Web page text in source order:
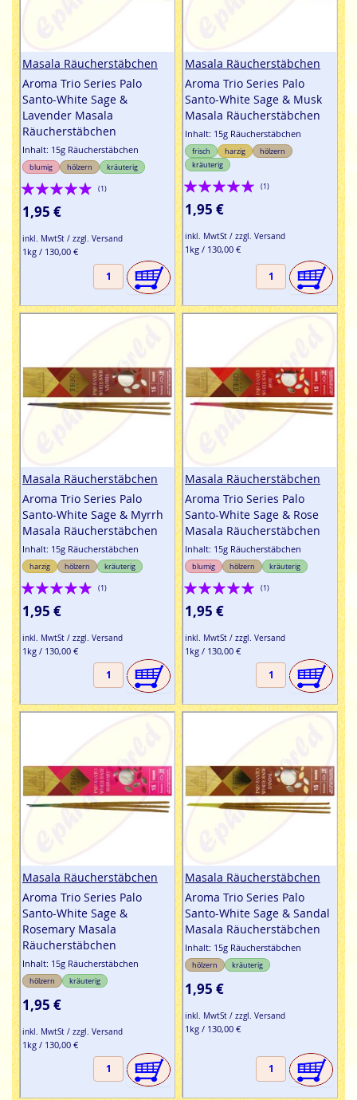
Masala Räucherstäbchen
Aroma Trio Series Palo
Santo-White Sage &
Lavender Masala
Räucherstäbchen
Inhalt: 15g Räucherstäbchen
blumig hölzern kräuterig
Bewertung:
100%
(1)
1,95 €
inkl. MwtSt / zzgl. Versand
1kg / 130,00 €
Masala Räucherstäbchen
Aroma Trio Series Palo
Santo-White Sage & Musk
Masala Räucherstäbchen
Inhalt: 15g Räucherstäbchen
frisch harzig
hölzern
kräuterig
Bewertung:
100%
(1)
1,95 €
inkl. MwtSt / zzgl. Versand
1kg / 130,00 €
Masala Räucherstäbchen
Aroma Trio Series Palo
Santo-White Sage & Myrrh
Masala Räucherstäbchen
Inhalt: 15g Räucherstäbchen
harzig hölzern kräuterig
Bewertung:
100%
(1)
1,95 €
inkl. MwtSt / zzgl. Versand
1kg / 130,00 €
Masala Räucherstäbchen
Aroma Trio Series Palo
Santo-White Sage & Rose
Masala Räucherstäbchen
Inhalt: 15g Räucherstäbchen
blumig hölzern kräuterig
Bewertung:
100%
(1)
1,95 €
inkl. MwtSt / zzgl. Versand
1kg / 130,00 €
Masala Räucherstäbchen
Aroma Trio Series Palo
Santo-White Sage &
Rosemary Masala
Räucherstäbchen
Inhalt: 15g Räucherstäbchen
hölzern kräuterig
1,95 €
inkl. MwtSt / zzgl. Versand
1kg / 130,00 €
Masala Räucherstäbchen
Aroma Trio Series Palo
Santo-White Sage & Sandal
Masala Räucherstäbchen
Inhalt: 15g Räucherstäbchen
hölzern kräuterig
1,95 €
inkl. MwtSt / zzgl. Versand
1kg / 130,00 €